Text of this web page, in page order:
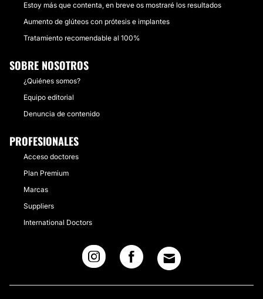
Estoy más que contenta, en breve os mostraré los resultados
Aumento de glúteos con prótesis e implantes
Tratamiento recomendable al 100%
SOBRE NOSOTROS
¿Quiénes somos?
Equipo editorial
Denuncia de contenido
PROFESIONALES
Acceso doctores
Plan Premium
Marcas
Suppliers
International Doctors